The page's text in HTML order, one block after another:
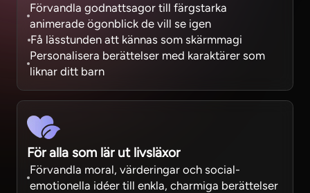
Förvandla godnattsagor till färgstarka
animerade ögonblick de vill se igen
Få lässtunden att kännas som skärmmagi
Personalisera berättelser med karaktärer som
liknar ditt barn
För alla som lär ut livsläxor
Förvandla moral, värderingar och social-
emotionella idéer till enkla, charmiga berättelser